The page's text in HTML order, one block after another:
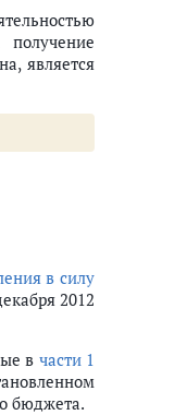
является
в силу
2012
в части 1
бюджета.